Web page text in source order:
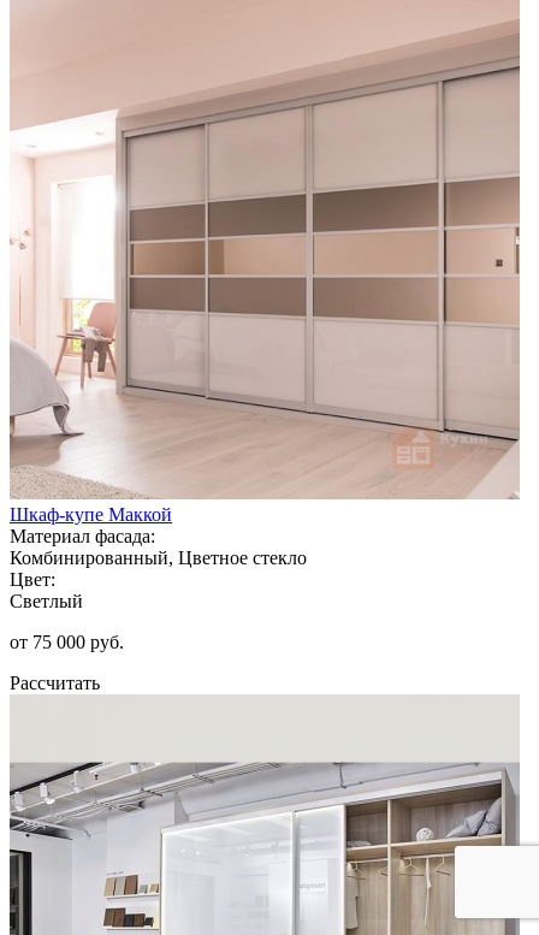
Шкаф-купе Маккой
Материал фасада:
Комбинированный, Цветное стекло
Цвет:
Светлый
от 75 000 руб.
Рассчитать